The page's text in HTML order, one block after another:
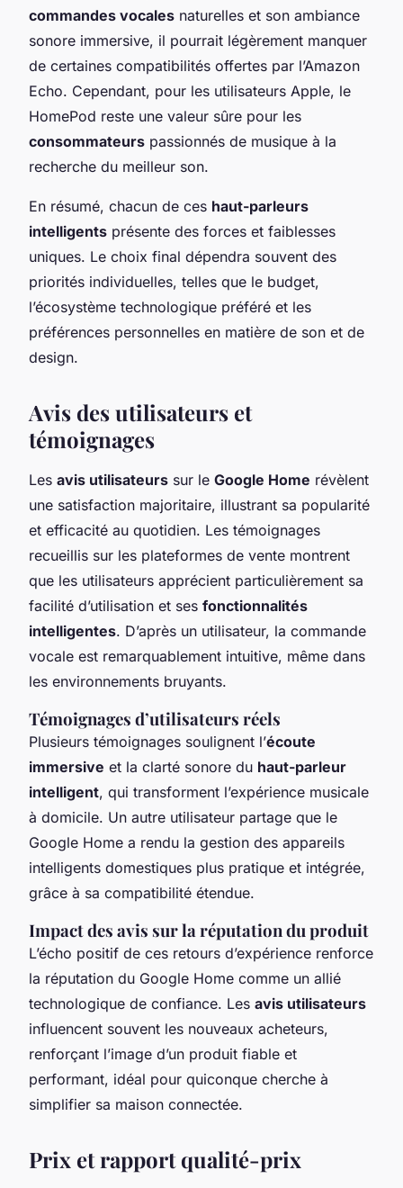
commandes vocales naturelles et son ambiance
sonore immersive, il pourrait légèrement manquer
de certaines compatibilités offertes par l’Amazon
Echo. Cependant, pour les utilisateurs Apple, le
HomePod reste une valeur sûre pour les
consommateurs passionnés de musique à la
recherche du meilleur son.
En résumé, chacun de ces haut-parleurs
intelligents présente des forces et faiblesses
uniques. Le choix final dépendra souvent des
priorités individuelles, telles que le budget,
l’écosystème technologique préféré et les
préférences personnelles en matière de son et de
design.
Avis des utilisateurs et
témoignages
Les avis utilisateurs sur le Google Home révèlent
une satisfaction majoritaire, illustrant sa popularité
et efficacité au quotidien. Les témoignages
recueillis sur les plateformes de vente montrent
que les utilisateurs apprécient particulièrement sa
facilité d’utilisation et ses fonctionnalités
intelligentes. D’après un utilisateur, la commande
vocale est remarquablement intuitive, même dans
les environnements bruyants.
Témoignages d’utilisateurs réels
Plusieurs témoignages soulignent l’écoute
immersive et la clarté sonore du haut-parleur
intelligent, qui transforment l’expérience musicale
à domicile. Un autre utilisateur partage que le
Google Home a rendu la gestion des appareils
intelligents domestiques plus pratique et intégrée,
grâce à sa compatibilité étendue.
Impact des avis sur la réputation du produit
L’écho positif de ces retours d’expérience renforce
la réputation du Google Home comme un allié
technologique de confiance. Les avis utilisateurs
influencent souvent les nouveaux acheteurs,
renforçant l’image d’un produit fiable et
performant, idéal pour quiconque cherche à
simplifier sa maison connectée.
Prix et rapport qualité-prix